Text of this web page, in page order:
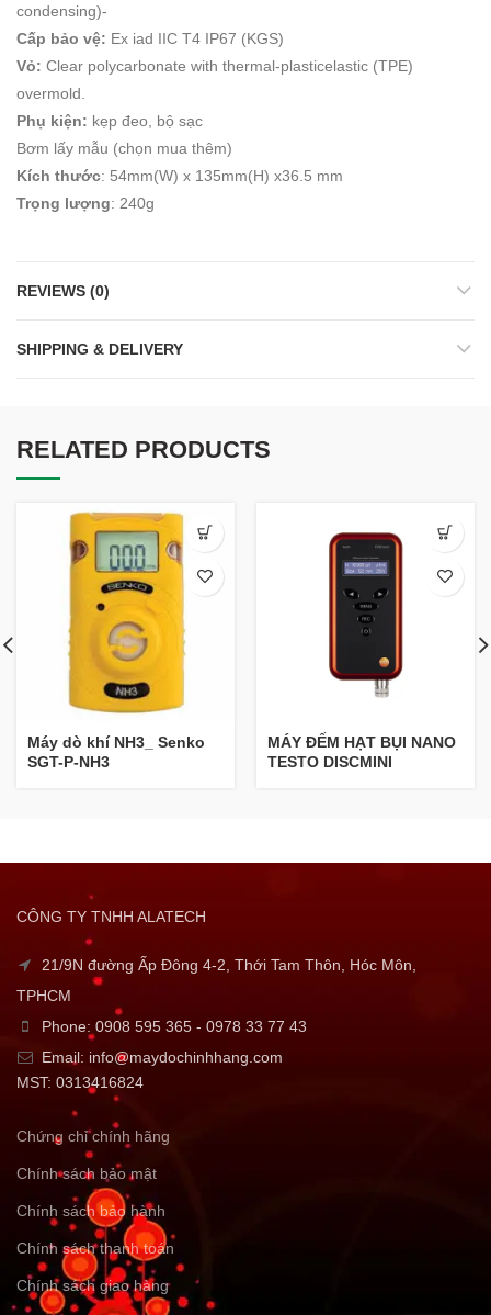
condensing)-
Cấp bảo vệ: Ex iad IIC T4 IP67 (KGS)
Vỏ: Clear polycarbonate with thermal-plasticelastic (TPE)
overmold.
Phụ kiện: kẹp đeo, bộ sạc
Bơm lấy mẫu (chọn mua thêm)
Kích thước: 54mm(W) x 135mm(H) x36.5 mm
Trọng lượng: 240g
REVIEWS (0)
SHIPPING & DELIVERY
RELATED PRODUCTS
Máy dò khí NH3_ Senko
SGT-P-NH3
MÁY ĐẾM HẠT BỤI NANO
TESTO DISCMINI
CÔNG TY TNHH ALATECH
21/9N đường Ấp Đông 4-2, Thới Tam Thôn, Hóc Môn,
TPHCM
Phone: 0908 595 365 - 0978 33 77 43
Email: info@maydochinhhang.com
MST: 0313416824
Chứng chỉ chính hãng
Chính sách bảo mật
Chính sách bảo hành
Chính sách thanh toán
Chính sách giao hàng